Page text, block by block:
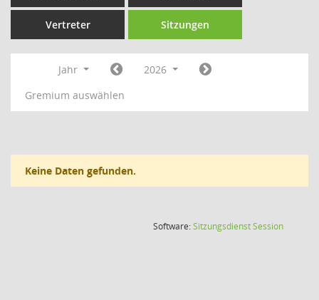
Vertreter Sitzungen
Jahr
2026
Gremium auswählen
Keine Daten gefunden.
Software:SitzungsdienstSession(Wird in